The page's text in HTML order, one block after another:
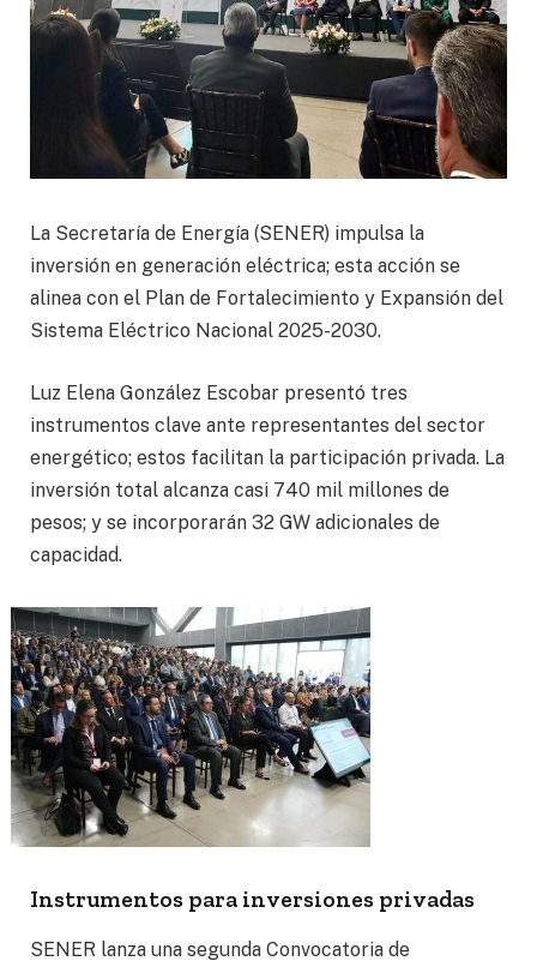
La Secretaría de Energía (SENER) impulsa la
inversión en generación eléctrica; esta acción se
alinea con el Plan de Fortalecimiento y Expansión del
Sistema Eléctrico Nacional 2025-2030.
Luz Elena González Escobar presentó tres
instrumentos clave ante representantes del sector
energético; estos facilitan la participación privada. La
inversión total alcanza casi 740 mil millones de
pesos; y se incorporarán 32 GW adicionales de
capacidad.
Instrumentos para inversiones privadas
SENER lanza una segunda Convocatoria de